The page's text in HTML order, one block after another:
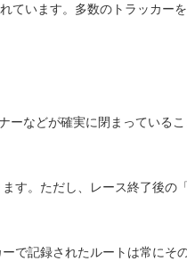
います。多数のトラッカー
などが確実に閉まっている
す。ただし、レース終了後の
で記録されたルートは常にそ